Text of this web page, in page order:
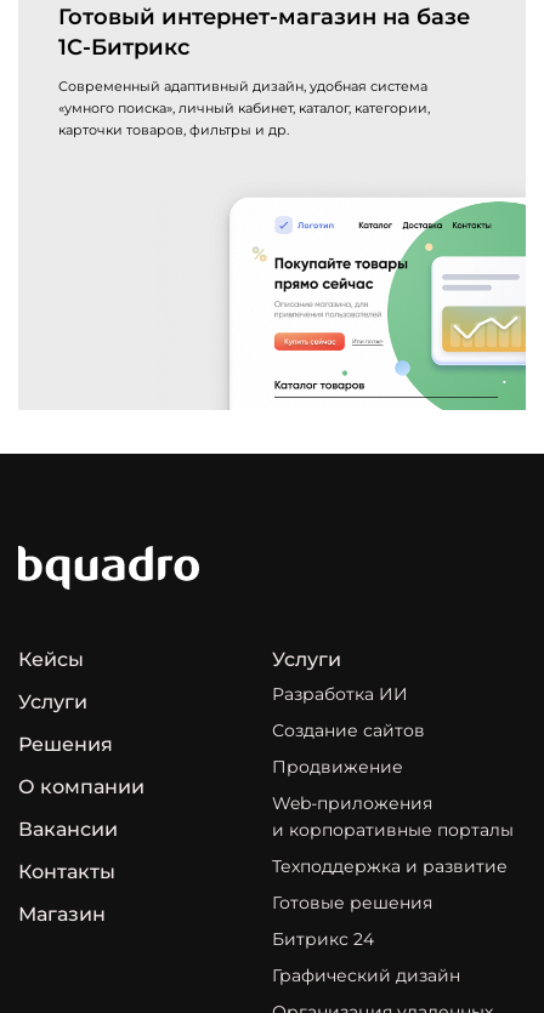
Техподдержка
и развитие
Битрикс 24
Готовый интернет-магазин на базе
1C-Битрикс
Современный адаптивный дизайн, удобная система
«умного поиска», личный кабинет, каталог, категории,
карточки товаров, фильтры и др.
Кейсы
Услуги
Решения
О компании
Вакансии
Контакты
Магазин
Услуги
Разработка ИИ
Создание сайтов
Продвижение
Web-приложения
и корпоративные порталы
Техподдержка и развитие
Готовые решения
Битрикс 24
Графический дизайн